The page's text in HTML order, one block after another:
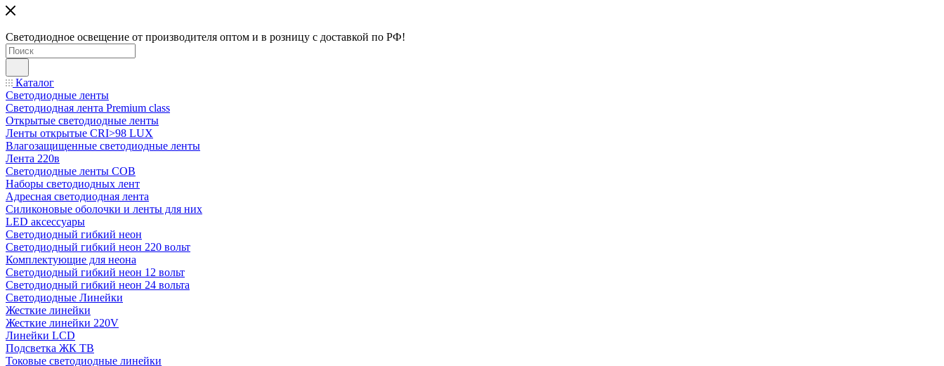
Светодиодное освещение от производителя оптом и в розницу с доставкой по РФ!
Каталог
Светодиодные ленты
Светодиодная лента Premium class
Открытые светодиодные ленты
Ленты открытые CRI>98 LUX
Влагозащищенные светодиодные ленты
Лента 220в
Светодиодные ленты COB
Наборы светодиодных лент
Адресная светодиодная лента
Силиконовые оболочки и ленты для них
LED аксессуары
Светодиодный гибкий неон
Светодиодный гибкий неон 220 вольт
Комплектующие для неона
Светодиодный гибкий неон 12 вольт
Светодиодный гибкий неон 24 вольта
Светодиодные Линейки
Жесткие линейки
Жесткие линейки 220V
Линейки LCD
Подсветка ЖК ТВ
Токовые светодиодные линейки